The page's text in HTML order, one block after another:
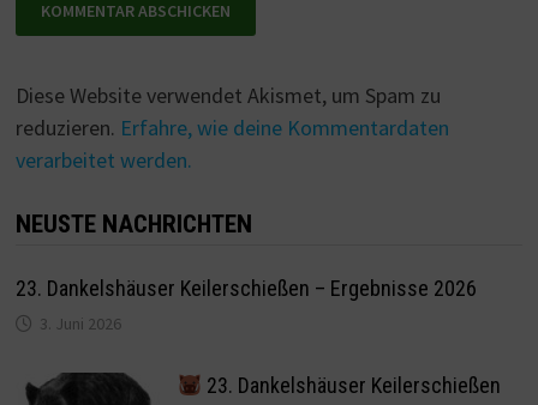
Diese Website verwendet Akismet, um Spam zu
reduzieren. Erfahre, wie deine Kommentardaten
verarbeitet werden.
NEUSTE NACHRICHTEN
23. Dankelshäuser Keilerschießen – Ergebnisse 2026
3. Juni 2026
23. Dankelshäuser Keilerschießen